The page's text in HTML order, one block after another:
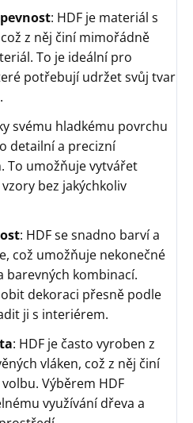
: HDF je materiál s
z něj činí mimořádně
To je ideální pro
potřebují udržet svůj tvar
svému hladkému povrchu
detailní a precizní
To umožňuje vytvářet
bez jakýchkoliv
: HDF se snadno barví a
což umožňuje nekonečné
barevných kombinací.
dekoraci přesně podle
ji s interiérem.
: HDF je často vyroben z
vláken, což z něj činí
Výběrem HDF
využívání dřeva a